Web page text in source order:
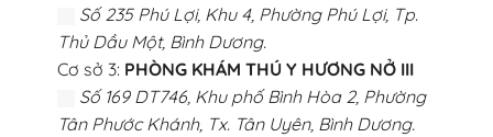
Số 235 Phú Lợi, Khu 4, Phường Phú Lợi, Tp.
Thủ Dầu Một, Bình Dương.
Cơ sở 3: PHÒNG KHÁM THÚ Y HƯƠNG NỞ III
Số 169 DT746, Khu phố Bình Hòa 2, Phường
Tân Phước Khánh, Tx. Tân Uyên, Bình Dương.